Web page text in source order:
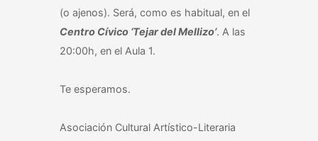
(o ajenos). Será, como es habitual, en el
Centro Cívico ‘Tejar del Mellizo’. A las
20:00h, en el Aula 1.
Te esperamos.
Asociación Cultural Artístico-Literaria